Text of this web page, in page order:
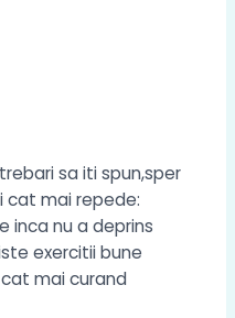
sa iti spun,sper
cat mai repede:
inca nu a deprins
exercitii bune
mai curand